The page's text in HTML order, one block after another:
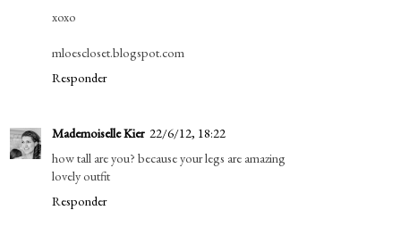
xoxo
mloescloset.blogspot.com
Responder
Mademoiselle Kier 22/6/12, 18:22
how tall are you? because your legs are amazing
lovely outfit
Responder